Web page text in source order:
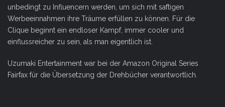
unbedingt zu Influencern werden, um sich mit saftigen
Werbeeinnahmen ihre Träume erfüllen zu können. Für die
Clique beginnt ein endloser Kampf, immer cooler und
einflussreicher zu sein, als man eigentlich ist.
Uzumaki Entertainment war bei der Amazon Original Series
Fairfax für die Übersetzung der Drehbücher verantwortlich.